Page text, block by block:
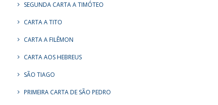
SEGUNDA CARTA A TIMÓTEO
CARTA A TITO
CARTA A FILÊMON
CARTA AOS HEBREUS
SÃO TIAGO
PRIMEIRA CARTA DE SÃO PEDRO